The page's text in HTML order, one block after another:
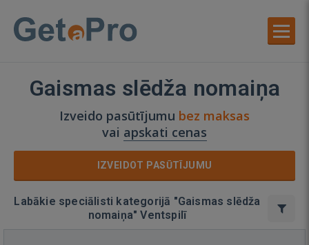
Gaismas slēdža nomaiņa
Izveido pasūtījumu bez maksas
vai apskati cenas
IZVEIDOT PASŪTĪJUMU
Labākie speciālisti kategorijā "Gaismas slēdža
nomaiņa" Ventspilī